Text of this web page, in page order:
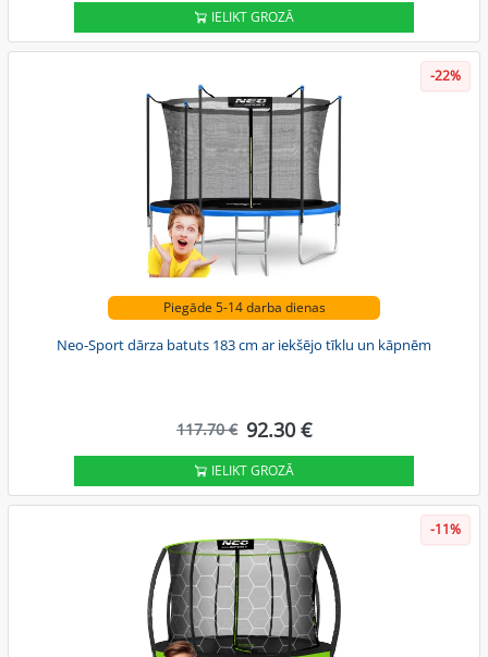
IELIKT GROZĀ
-22%
Piegāde 5-14 darba dienas
Neo-Sport dārza batuts 183 cm ar iekšējo tīklu un kāpnēm
117.70 € 92.30 €
IELIKT GROZĀ
-11%